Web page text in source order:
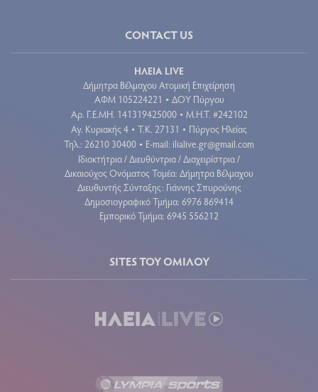
CONTACT US
ΗΛΕΙΑ LIVE
Δήμητρα Βέλμαχου Ατομική Επιχείρηση
ΑΦΜ 105224221 • ΔΟΥ Πύργου
Aρ. Γ.Ε.ΜΗ. 141319425000 • Μ.Η.Τ. #242102
Αγ. Κυριακής 4 • Τ.Κ. 27131 • Πύργος Ηλείας
Τηλ.: 26210 30400 • E-mail: ilialive.gr@gmail.com
Ιδιοκτήτρια / Διευθύντρια / Διαχειρίστρια /
Δικαιούχος Ονόματος Τομέα: Δήμητρα Βέλμαχου
Διευθυντής Σύνταξης: Γιάννης Σπυρούνης
Δημοσιογραφικό Τμήμα: 6976 869414
Εμπορικό Τμήμα: 6945 556212
SITES ΤΟΥ ΟΜΙΛΟΥ